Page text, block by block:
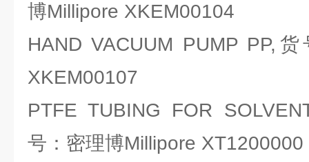
博Millipore XKEM00104
HAND VACUUM PUMP PP,
XKEM00107
PTFE TUBING FOR
号：密理博Millipore XT1200000